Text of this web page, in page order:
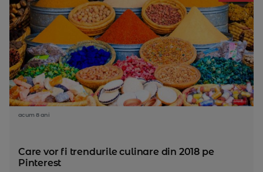
acum 8 ani
Care vor fi trendurile culinare din 2018 pe
Pinterest